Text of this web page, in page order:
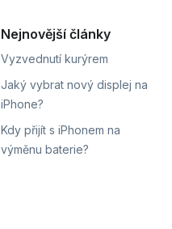
Nejnovější články
Vyzvednutí kurýrem
Jaký vybrat nový displej na
iPhone?
Kdy přijít s iPhonem na
výměnu baterie?